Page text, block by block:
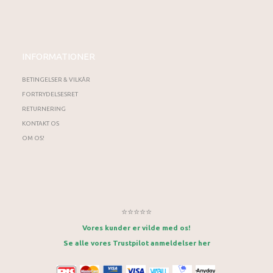
INFORMATIONER
BETINGELSER & VILKÅR
FORTRYDELSESRET
RETURNERING
KONTAKT OS
OM OS!
⭐⭐⭐⭐⭐
Vores kunder er vilde med os!
Se alle vores Trustpilot anmeldelser her